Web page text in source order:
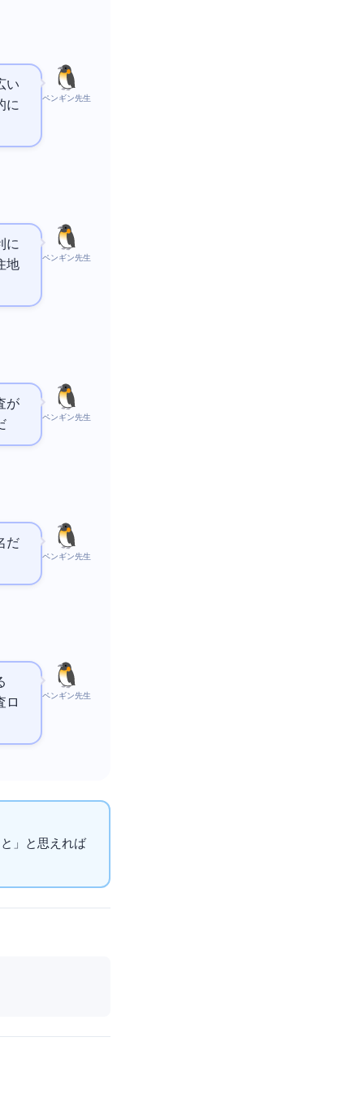
ペンギン先生
い
に
ペンギン先生
に
地
ペンギン先生
が
ペンギン先生
も有名だ
ペンギン先生
ロ
」と思えれば